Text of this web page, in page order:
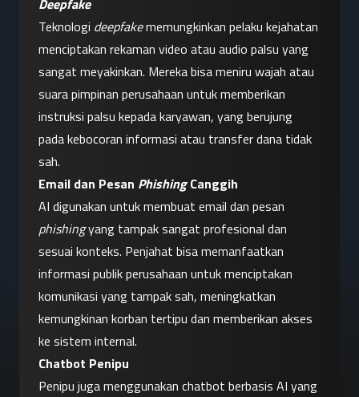
Deepfake
Teknologi deepfake memungkinkan pelaku kejahatan
menciptakan rekaman video atau audio palsu yang
sangat meyakinkan. Mereka bisa meniru wajah atau
suara pimpinan perusahaan untuk memberikan
instruksi palsu kepada karyawan, yang berujung
pada kebocoran informasi atau transfer dana tidak
sah.
Email dan Pesan Phishing Canggih
phishing yang tampak sangat profesional dan
sesuai konteks. Penjahat bisa memanfaatkan
informasi publik perusahaan untuk menciptakan
komunikasi yang tampak sah, meningkatkan
kemungkinan korban tertipu dan memberikan akses
ke sistem internal.
Chatbot Penipu
Penipu juga menggunakan chatbot berbasis AI yang